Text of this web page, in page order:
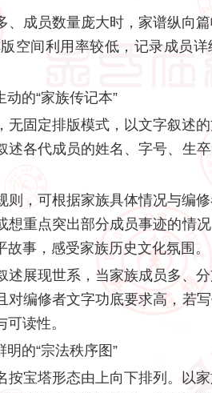
成员数量庞大时，家谱纵向
空间利用率较低，记录成员
的“家族传记本”
固定排版模式，以文字叙述
各代成员的姓名、字号、生
，可根据家族具体情况与编
重点突出部分成员事迹的情
事，感受家族历史文化氛围。
展现世系，当家族成员多、
编修者文字功底要求高，若
读性。
的“宗法秩序图”
宝塔形态由上向下排列。以家